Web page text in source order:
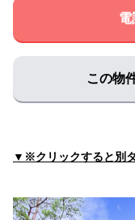
国部医院
兵庫県姫路市
水田クリニック
川崎医院
独立行政法人国立病
電
この物
▼※クリックすると別